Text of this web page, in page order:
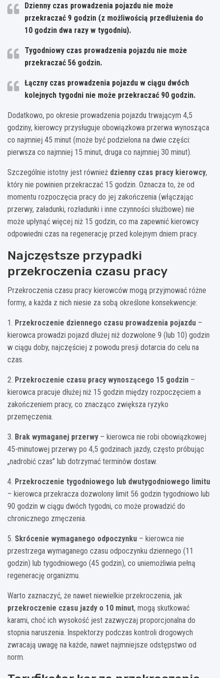
Dzienny czas prowadzenia pojazdu nie może
przekraczać 9 godzin (z możliwością przedłużenia do
10 godzin dwa razy w tygodniu).
Tygodniowy czas prowadzenia pojazdu nie może
przekraczać 56 godzin.
Łączny czas prowadzenia pojazdu w ciągu dwóch
kolejnych tygodni nie może przekraczać 90 godzin.
Dodatkowo, po okresie prowadzenia pojazdu trwającym 4,5
godziny, kierowcy przysługuje obowiązkowa przerwa wynosząca
co najmniej 45 minut (może być podzielona na dwie części:
pierwsza co najmniej 15 minut, druga co najmniej 30 minut).
Szczególnie istotny jest również dzienny czas pracy kierowcy,
który nie powinien przekraczać 15 godzin. Oznacza to, że od
momentu rozpoczęcia pracy do jej zakończenia (włączając
przerwy, załadunki, rozładunki i inne czynności służbowe) nie
może upłynąć więcej niż 15 godzin, co ma zapewnić kierowcy
odpowiedni czas na regenerację przed kolejnym dniem pracy.
Najczęstsze przypadki
przekroczenia czasu pracy
Przekroczenia czasu pracy kierowców mogą przyjmować różne
formy, a każda z nich niesie za sobą określone konsekwencje:
1. Przekroczenie dziennego czasu prowadzenia pojazdu –
kierowca prowadzi pojazd dłużej niż dozwolone 9 (lub 10) godzin
w ciągu doby, najczęściej z powodu presji dotarcia do celu na
czas.
2. Przekroczenie czasu pracy wynoszącego 15 godzin –
kierowca pracuje dłużej niż 15 godzin między rozpoczęciem a
zakończeniem pracy, co znacząco zwiększa ryzyko
przemęczenia.
3. Brak wymaganej przerwy – kierowca nie robi obowiązkowej
45-minutowej przerwy po 4,5 godzinach jazdy, często próbując
„nadrobić czas” lub dotrzymać terminów dostaw.
4. Przekroczenie tygodniowego lub dwutygodniowego limitu
– kierowca przekracza dozwolony limit 56 godzin tygodniowo lub
90 godzin w ciągu dwóch tygodni, co może prowadzić do
chronicznego zmęczenia.
5. Skrócenie wymaganego odpoczynku – kierowca nie
przestrzega wymaganego czasu odpoczynku dziennego (11
godzin) lub tygodniowego (45 godzin), co uniemożliwia pełną
regenerację organizmu.
Warto zaznaczyć, że nawet niewielkie przekroczenia, jak
przekroczenie czasu jazdy o 10 minut, mogą skutkować
karami, choć ich wysokość jest zazwyczaj proporcjonalna do
stopnia naruszenia. Inspektorzy podczas kontroli drogowych
zwracają uwagę na każde, nawet najmniejsze odstępstwo od
norm.